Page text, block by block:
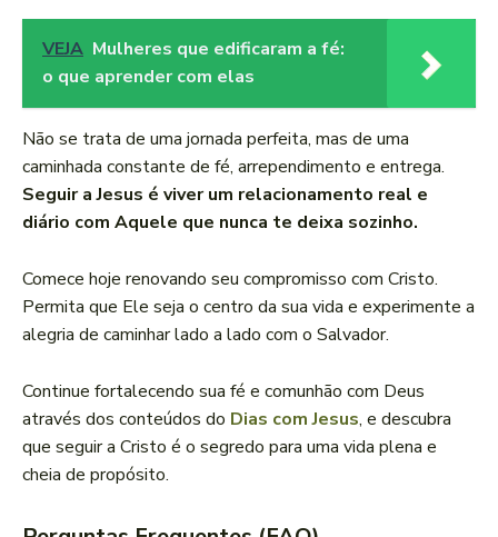
VEJA Mulheres que edificaram a fé:
o que aprender com elas
Não se trata de uma jornada perfeita, mas de uma
caminhada constante de fé, arrependimento e entrega.
Seguir a Jesus é viver um relacionamento real e
diário com Aquele que nunca te deixa sozinho.
Comece hoje renovando seu compromisso com Cristo.
Permita que Ele seja o centro da sua vida e experimente a
alegria de caminhar lado a lado com o Salvador.
Continue fortalecendo sua fé e comunhão com Deus
através dos conteúdos do Dias com Jesus, e descubra
que seguir a Cristo é o segredo para uma vida plena e
cheia de propósito.